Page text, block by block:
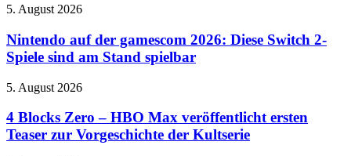
Rush-
System
ein
Demo
kündigt
globale
an
Nintendo
der
gamescom
2026:
Switch
Spiele
sind
5. August 2026
Nintendo auf der gamescom 2026: Diese Switch 2-
Spiele sind am Stand spielbar
4
Zero
–
HBO
5. August 2026
4 Blocks Zero – HBO Max veröffentlicht ersten
Teaser zur Vorgeschichte der Kultserie